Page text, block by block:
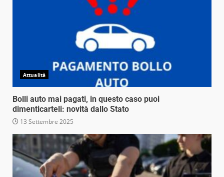
Attualità
Bolli auto mai pagati, in questo caso puoi
dimenticarteli: novità dallo Stato
13 Settembre 2025